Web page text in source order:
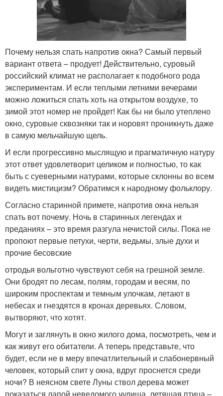
Почему нельзя спать напротив окна? Самый первый
вариант ответа – продует! Действительно, суровый
российский климат не располагает к подобного рода
экспериментам. И если теплыми летними вечерами
можно ложиться спать хоть на открытом воздухе, то
зимой этот номер не пройдет! Как бы ни было утеплено
окно, суровые сквозняки так и норовят проникнуть даже
в самую мельчайшую щель.
И если прогрессивно мыслящую и прагматичную натуру
этот ответ удовлетворит целиком и полностью, то как
быть с суеверными натурами, которые склонны во всем
видеть мистицизм? Обратимся к народному фольклору.
Согласно старинной примете, напротив окна нельзя
спать вот почему. Ночь в старинных легендах и
преданиях – это время разгула нечистой силы. Пока не
пропоют первые петухи, черти, ведьмы, злые духи и
прочие бесовские
отродья вольготно чувствуют себя на грешной земле.
Они бродят по лесам, полям, городам и весям, по
широким проспектам и темным улочкам, летают в
небесах и гнездятся в кронах деревьях. Словом,
вытворяют, что хотят.
Могут и заглянуть в окно жилого дома, посмотреть, чем и
как живут его обитатели. А теперь представьте, что
будет, если не в меру впечатлительный и слабонервный
человек, который спит у окна, вдруг проснется среди
ночи? В неясном свете Луны ствол дерева может